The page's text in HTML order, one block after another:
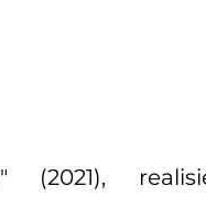
" (2021),